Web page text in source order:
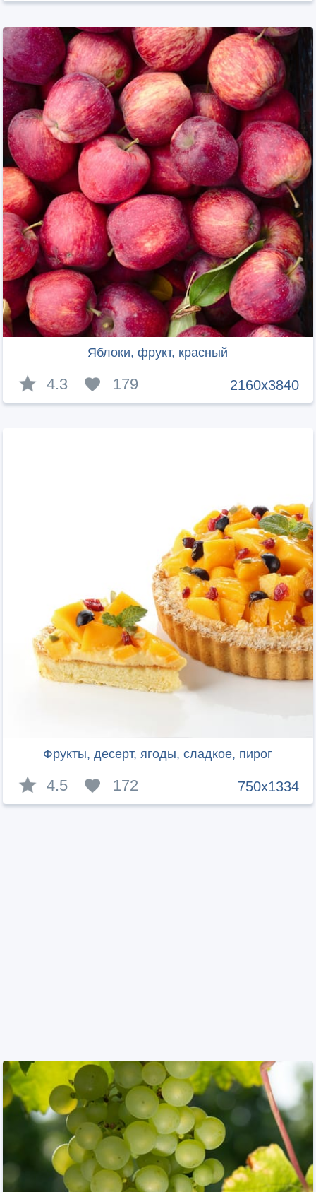
Яблоки, фрукт, красный
2160x3840
4.3 179
Фрукты, десерт, ягоды, сладкое, пирог
750x1334
4.5 172